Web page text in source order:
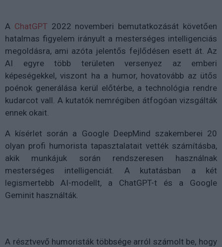
A ChatGPT 2022 novemberi bemutatkozását követően
hatalmas figyelem irányult a mesterséges intelligenciás
megoldásra, ami azóta jelentős fejlődésen esett át. Az
AI egyre több területen versenyez az emberi
képeségekkel, viszont ha a humor, hovatovább az ütős
poénok generálása kerül előtérbe, a technológia rendre
kudarcot vall. A kutatók nemrégiben átfogóan vizsgálták
ennek okait.
A kísérlet során a Google DeepMind szakemberei 20
olyan profi humorista tapasztalatait vették számításba,
akik munkájuk során rendszeresen használnak
mesterséges intelligenciát. A kutatásban a két
legismertebb AI-modellt, a ChatGPT-t és a Google
Geminit használták.
A résztvevő humoristák többsége arról számolt be, hogy